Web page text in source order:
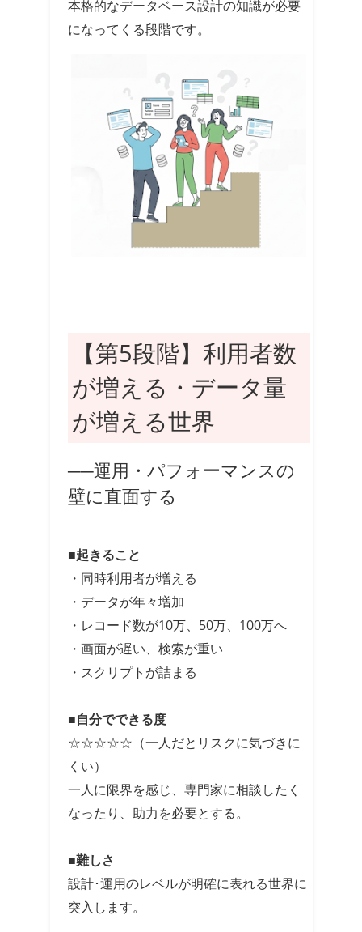
本格的なデータベース設計の知識が必要
になってくる段階です。
【第5段階】利用者数
が増える・データ量
が増える世界
──運用・パフォーマンスの
壁に直面する
■起きること
・同時利用者が増える
・データが年々増加
・レコード数が10万、50万、100万へ
・画面が遅い、検索が重い
・スクリプトが詰まる
■自分でできる度
☆☆☆☆☆（一人だとリスクに気づきに
くい）
一人に限界を感じ、専門家に相談したく
なったり、助力を必要とする。
■難しさ
設計･運用のレベルが明確に表れる世界に
突入します。